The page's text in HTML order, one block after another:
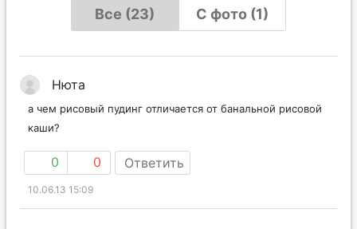
Все (23)
С фото (1)
Нюта
а чем рисовый пудинг отличается от банальной рисовой
каши?
0 0 Ответить
10.06.13 15:09